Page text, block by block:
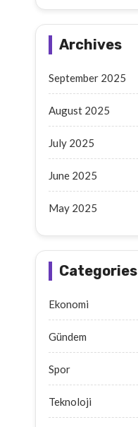
Archives
September 2025
August 2025
July 2025
June 2025
May 2025
Categories
Ekonomi
Gündem
Spor
Teknoloji